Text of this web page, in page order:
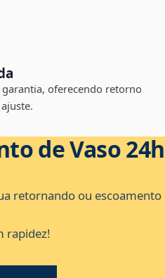
oferecendo retorno
de Vaso 24h
retornando ou escoamento
rapidez!